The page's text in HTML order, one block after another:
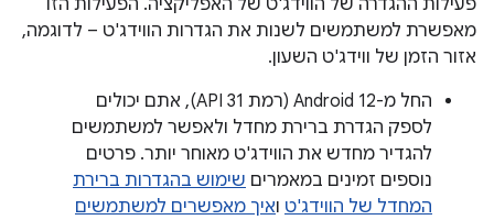
מאפשרת למשתמשים לשנות את הגדרות הווידג'ט – לדוגמה,
אזור הזמן של ווידג'ט השעון.
החל מ-Android 12 (רמת API 31), אתם יכולים
לספק הגדרת ברירת מחדל ולאפשר למשתמשים
להגדיר מחדש את הווידג'ט מאוחר יותר. פרטים
נוספים זמינים במאמרים שימוש בהגדרות ברירת
המחדל של הווידג'ט ואיך מאפשרים למשתמשים